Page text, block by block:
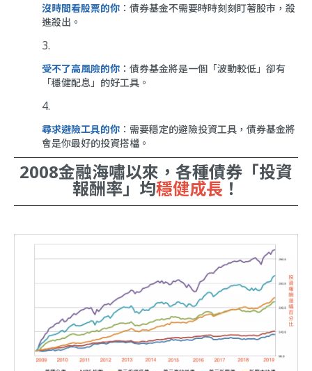
沒時間看股票的你 ：債券基金不需要時時刻刻盯著股市，殺
進殺出。
受不了高風險的你 ：債券基金將是一個「波動較低」卻有
「穩健配息」的好工具。
尋求避險工具的你 ：需要穩定的避險投資工具，債券基金將
會是你最好的投資搭檔。
2008金融海嘯以來，各種債券「投資
報酬率」均穩健成長 ！